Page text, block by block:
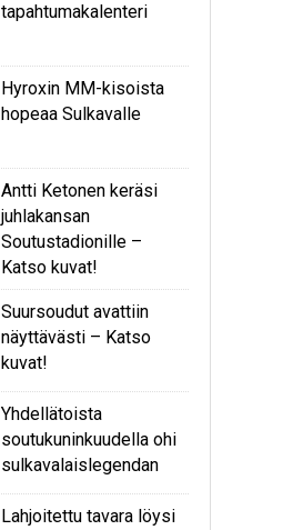
tapahtumakalenteri
Hyroxin MM-kisoista
hopeaa Sulkavalle
Antti Ketonen keräsi
juhlakansan
Soutustadionille –
Katso kuvat!
Suursoudut avattiin
näyttävästi – Katso
kuvat!
Yhdellätoista
soutukuninkuudella ohi
sulkavalaislegendan
Lahjoitettu tavara löysi